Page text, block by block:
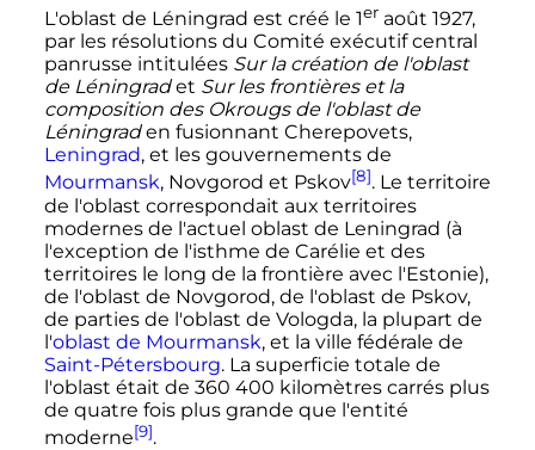
L'oblast de Léningrad est créé le 1er août 1927,
par les résolutions du Comité exécutif central
panrusse intitulées Sur la création de l'oblast
de Léningradet Sur les frontières et la
composition des Okrougs de l'oblast de
Léningraden fusionnant Cherepovets,
Leningrad, et les gouvernements de
Mourmansk, Novgorod et Pskov[8]. Le territoire
de l'oblast correspondait aux territoires
modernes de l'actuel oblast de Leningrad (à
l'exception de l'isthme de Carélie et des
territoires le long de la frontière avec l'Estonie),
de l'oblast de Novgorod, de l'oblast de Pskov,
de parties de l'oblast de Vologda, la plupart de
l'oblast de Mourmansk, et la ville fédérale de
Saint-Pétersbourg. La superficie totale de
l'oblast était de 360 400 kilomètres carrésplus
de quatre fois plus grande que l'entité
moderne[9].